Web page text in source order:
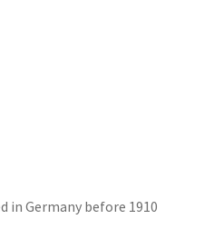
in Germany before 1910